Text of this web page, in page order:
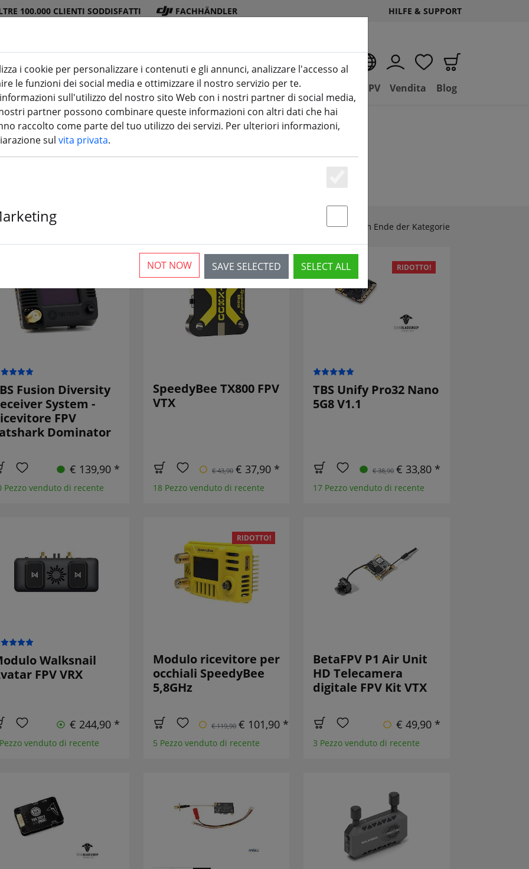
100.000 CLIENTI SODDISFATTI FACHHÄNDLER HILFE & SUPPORT
IT
DJI Batterie Elica Accessori stampa 3D Negozio Basilico FPV Vendita Blog
5.8 GHz
video FPV 5.8 GHZ
Zubehör & Ersatzteile am Ende der Kategorie
Fusion Diversity
System -
FPV
Dominator
€ 139,90 *
Pezzo venduto di recente
RIDOTTO!
SpeedyBee TX800 FPV
VTX
€ 43,90 € 37,90 *
18 Pezzo venduto di recente
RIDOTTO!
TBS Unify Pro32 Nano
5G8 V1.1
€ 38,90 € 33,80 *
17 Pezzo venduto di recente
Walksnail
FPV VRX
€ 244,90 *
venduto di recente
RIDOTTO!
Modulo ricevitore per
occhiali SpeedyBee
5,8GHz
€ 119,90 € 101,90 *
5 Pezzo venduto di recente
BetaFPV P1 Air Unit
HD Telecamera
digitale FPV Kit VTX
€ 49,90 *
3 Pezzo venduto di recente
i cookie per personalizzare i contenuti e gli annunci, analizzare l'accesso al
le funzioni dei social media e ottimizzare il nostro servizio per te.
sull'utilizzo del nostro sito Web con i nostri partner di social media,
partner possono combinare queste informazioni con altri dati che hai
raccolto come parte del tuo utilizzo dei servizi. Per ulteriori informazioni,
sul vita privata.
Statstik & Marketing
SAVE SELECTED SELECT ALL
NOT NOW